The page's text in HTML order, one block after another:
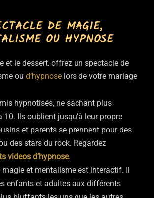
DE MAGIE,
OU HYPNOSE
et le dessert, offrez un spectacle de
ou d’hypnose lors de votre mariage
hypnotisés, ne sachant plus
10. Ils oublient jusqu’à leur propre
et parents se prennent pour des
des stars du rock. Regardez
videos d’hypnose.
magie et mentalisme est interactif. Il
enfants et adultes aux différents